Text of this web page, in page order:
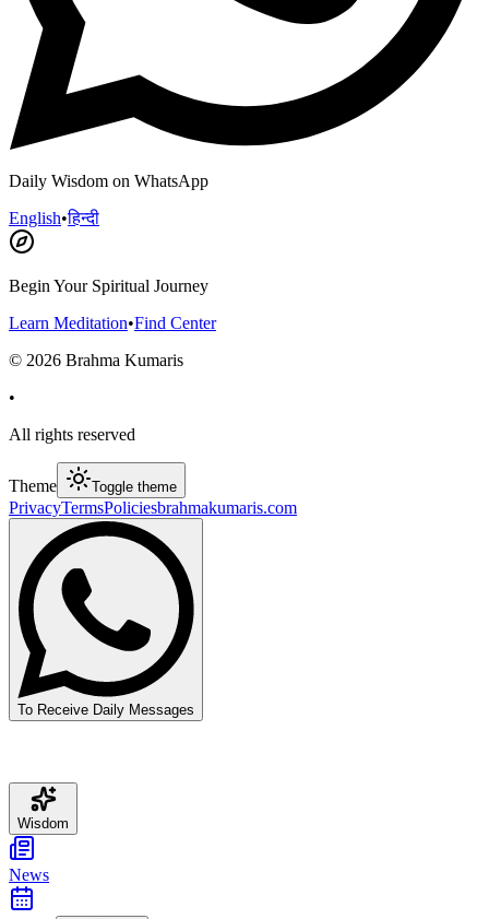
Daily Wisdom on WhatsApp
English•हिन्दी
Begin Your Spiritual Journey
Learn Meditation•Find Center
© 2026 Brahma Kumaris
•
All rights reserved
Theme Toggle theme
PrivacyTermsPoliciesbrahmakumaris.com
To Receive Daily Messages
Wisdom
News